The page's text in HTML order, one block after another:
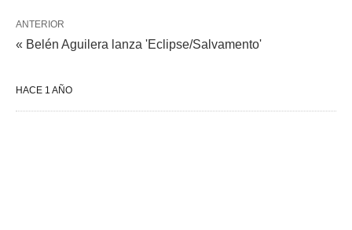
ANTERIOR
« Belén Aguilera lanza 'Eclipse/Salvamento'
HACE 1 AÑO